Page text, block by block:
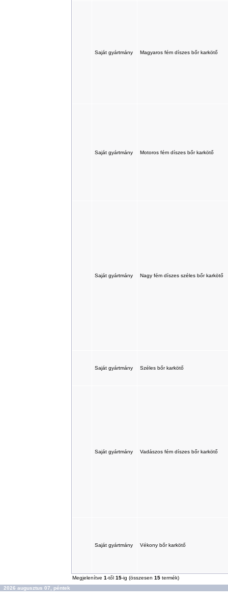
Saját gyártmány Magyaros fém díszes bőr karkötő
Saját gyártmány Motoros fém díszes bőr karkötő
Saját gyártmány Nagy fém díszes széles bőr karkötő
Saját gyártmány Széles bőr karkötő
Saját gyártmány Vadászos fém díszes bőr karkötő
Saját gyártmány Vékony bőr karkötő
Megjelenítve 1-től 15-ig (összesen 15 termék)
2026 augusztus 07, péntek